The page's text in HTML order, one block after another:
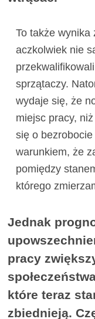
To także wynika
aczkolwiek nie
sprzątaczy.
wydaje się, że
miejsc pracy,
się o
warunkiem, że
pomiędzy
którego
Jednak
pracy
które teraz
zbiednieją.